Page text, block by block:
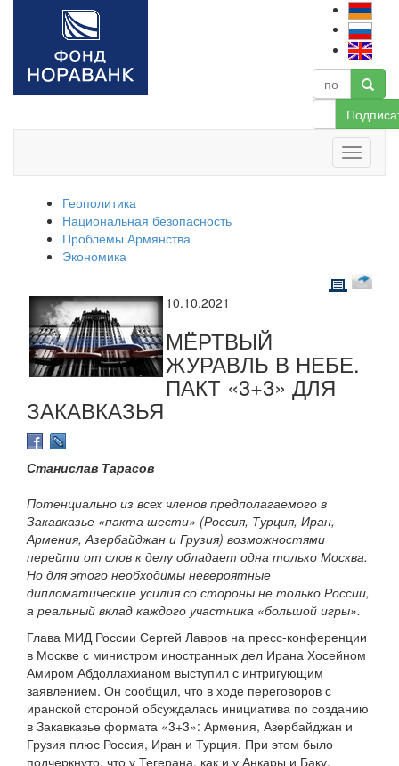
Геополитика
Национальная безопасность
Проблемы Армянства
Экономика
10.10.2021
МЁРТВЫЙ
ЖУРАВЛЬ В НЕБЕ.
ПАКТ «3+3» ДЛЯ
ЗАКАВКАЗЬЯ
Станислав Тарасов
Потенциально из всех членов предполагаемого в
Закавказье «пакта шести» (Россия, Турция, Иран,
Армения, Азербайджан и Грузия) возможностями
перейти от слов к делу обладает одна только Москва.
Но для этого необходимы невероятные
дипломатические усилия со стороны не только России,
а реальный вклад каждого участника «большой игры».
Глава МИД России Сергей Лавров на пресс-конференции
в Москве с министром иностранных дел Ирана Хосейном
Амиром Абдоллахианом выступил с интригующим
заявлением. Он сообщил, что в ходе переговоров с
иранской стороной обсуждалась инициатива по созданию
в Закавказье формата «3+3»: Армения, Азербайджан и
Грузия плюс Россия, Иран и Турция. При этом было
подчеркнуто, что у Тегерана, как и у Анкары и Баку,